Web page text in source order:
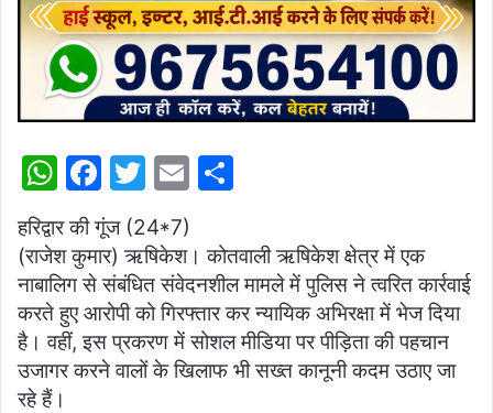
W
at
s
A
p
p
F
a
c
e
b
o
o
T
itt
er
E
ai
l
ar
e
हरिद्वार की गूंज (24*7)
(राजेश कुमार) ऋषिकेश। कोतवाली ऋषिकेश क्षेत्र में एक
नाबालिग से संबंधित संवेदनशील मामले में पुलिस ने त्वरित कार्रवाई
करते हुए आरोपी को गिरफ्तार कर न्यायिक अभिरक्षा में भेज दिया
है। वहीं, इस प्रकरण में सोशल मीडिया पर पीड़िता की पहचान
उजागर करने वालों के खिलाफ भी सख्त कानूनी कदम उठाए जा
रहे हैं।